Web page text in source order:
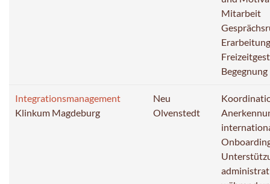
Mitarbeit
Begegnung
Integrationsmanagement
Klinkum Magdeburg
Neu
Olvenstedt